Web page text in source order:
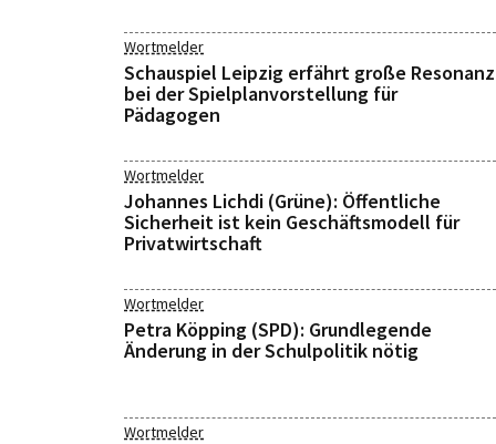
Wortmelder
Schauspiel Leipzig erfährt große Resonanz
bei der Spielplanvorstellung für
Pädagogen
Wortmelder
Johannes Lichdi (Grüne): Öffentliche
Sicherheit ist kein Geschäftsmodell für
Privatwirtschaft
Wortmelder
Petra Köpping (SPD): Grundlegende
Änderung in der Schulpolitik nötig
Wortmelder